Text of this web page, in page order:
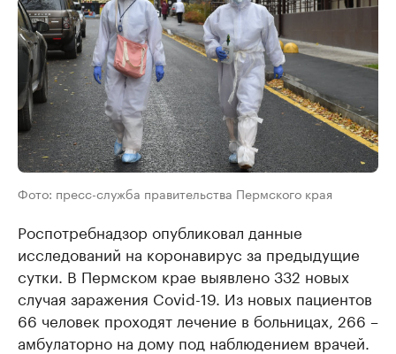
Фото: пресс-служба правительства Пермского края
Роспотребнадзор опубликовал данные
исследований на коронавирус за предыдущие
сутки. В Пермском крае выявлено 332 новых
случая заражения Covid-19. Из новых пациентов
66 человек проходят лечение в больницах, 266 –
амбулаторно на дому под наблюдением врачей.